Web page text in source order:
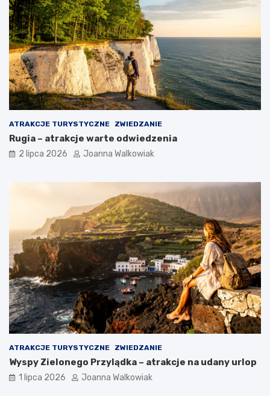
ATRAKCJE TURYSTYCZNE ZWIEDZANIE
Rugia – atrakcje warte odwiedzenia
2 lipca 2026 Joanna Walkowiak
ATRAKCJE TURYSTYCZNE ZWIEDZANIE
Wyspy Zielonego Przylądka – atrakcje na udany urlop
1 lipca 2026 Joanna Walkowiak